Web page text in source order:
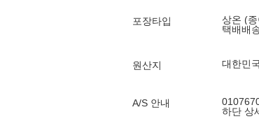
포장타입
상온 (
택배배
원산지 대한민
A/S 안내
하단 상